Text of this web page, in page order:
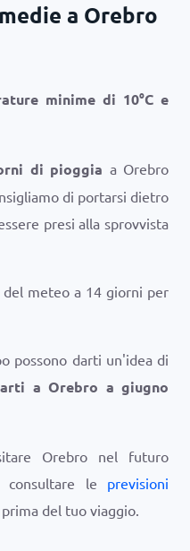
a Orebro
minime di 10°C e
di pioggia a Orebro
di portarsi dietro
presi alla sprovvista
meteo a 14 giorni per
possono darti un'idea di
a Orebro a giugno
Orebro nel futuro
consultare le previsioni
prima del tuo viaggio.